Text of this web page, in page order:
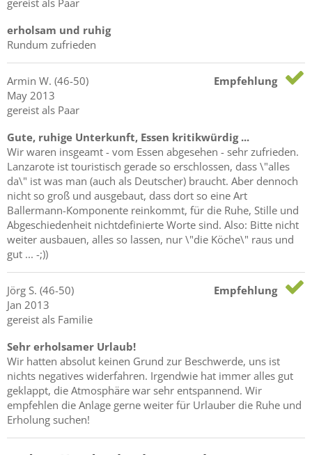
erholsam und ruhig
Rundum zufrieden
Armin W. (46-50)
May 2013
gereist als Paar
Empfehlung
Gute, ruhige Unterkunft, Essen kritikwürdig ...
Wir waren insgeamt - vom Essen abgesehen - sehr zufrieden.
Lanzarote ist touristisch gerade so erschlossen, dass \"alles
da\" ist was man (auch als Deutscher) braucht. Aber dennoch
nicht so groß und ausgebaut, dass dort so eine Art
Ballermann-Komponente reinkommt, für die Ruhe, Stille und
Abgeschiedenheit nichtdefinierte Worte sind. Also: Bitte nicht
weiter ausbauen, alles so lassen, nur \"die Köche\" raus und
gut ... -;))
Jörg S. (46-50)
Jan 2013
gereist als Familie
Empfehlung
Sehr erholsamer Urlaub!
Wir hatten absolut keinen Grund zur Beschwerde, uns ist
nichts negatives widerfahren. Irgendwie hat immer alles gut
geklappt, die Atmosphäre war sehr entspannend. Wir
empfehlen die Anlage gerne weiter für Urlauber die Ruhe und
Erholung suchen!